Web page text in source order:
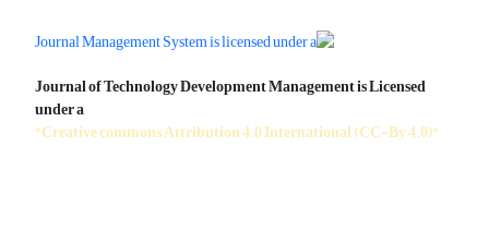
Journal of Technology Development Management is Licensed
under a
"Creative commons Attribution 4.0 International (CC-By 4.0)"